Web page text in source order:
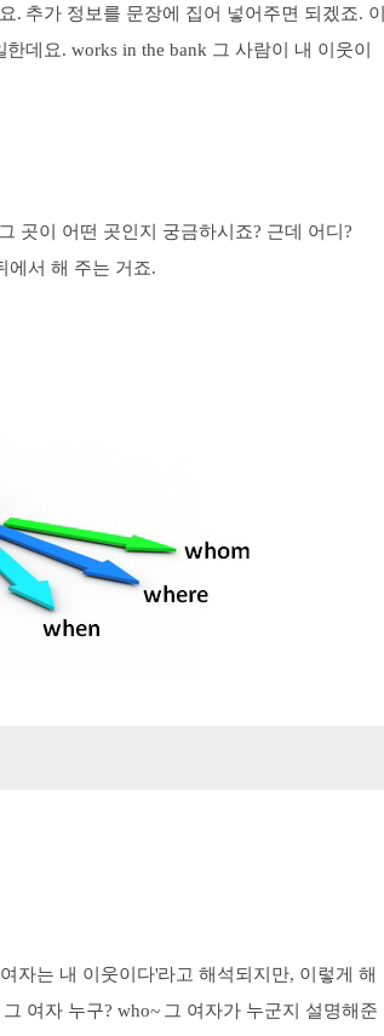
. 추가 정보를 문장에 집어 넣어주면 되겠죠. 이
데요. works in the bank 그 사람이 내 이웃이
곳이 어떤 곳인지 궁금하시죠? 근데 어디?
에서 해 주는 거죠.
자는 내 이웃이다'라고 해석되지만, 이렇게 해
여자 누구? who~ 그 여자가 누군지 설명해준